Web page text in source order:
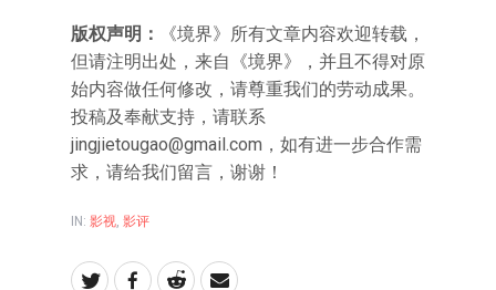
版权声明：
《境界》所有文章内容欢迎转载，
但请注明出处，来自《境界》，并且不得对原
始内容做任何修改，请尊重我们的劳动成果。
投稿及奉献支持，请联系
jingjietougao@gmail.com ，如有进一步合作需
求，请给我们留言，谢谢！
IN: 影视, 影评